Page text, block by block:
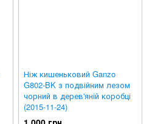
Ніж кишеньковий Ganzo
G802-BK з подвійним лезом
чорний в дерев'яній коробці
(2015-11-24)